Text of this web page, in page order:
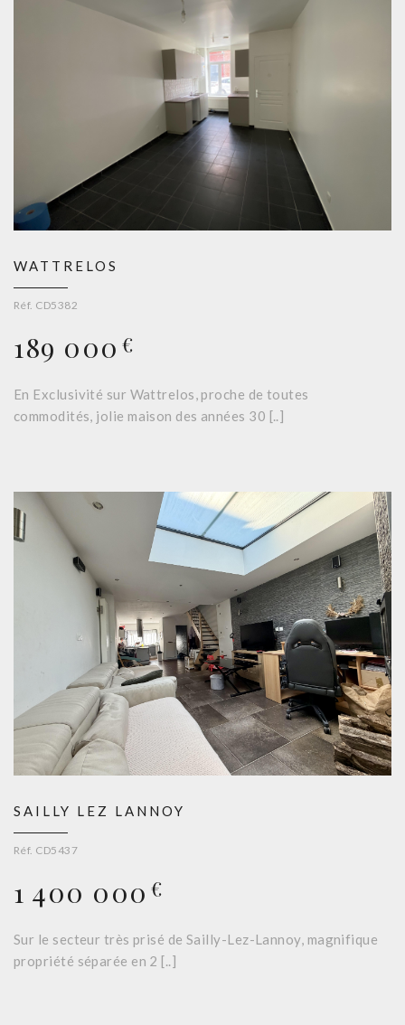
WATTRELOS
Réf. CD5382
189 000 €
En Exclusivité sur Wattrelos, proche de toutes
commodités, jolie maison des années 30 [..]
SAILLY LEZ LANNOY
Réf. CD5437
1 400 000 €
Sur le secteur très prisé de Sailly-Lez-Lannoy, magnifique
propriété séparée en 2 [..]